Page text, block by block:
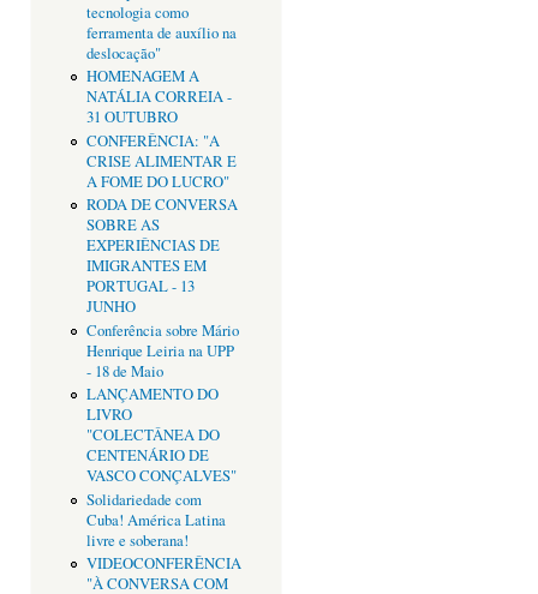
tecnologia como
ferramenta de auxílio na
deslocação"
HOMENAGEM A
NATÁLIA CORREIA -
31 OUTUBRO
CONFERÊNCIA: "A
CRISE ALIMENTAR E
A FOME DO LUCRO"
RODA DE CONVERSA
SOBRE AS
EXPERIÊNCIAS DE
IMIGRANTES EM
PORTUGAL - 13
JUNHO
Conferência sobre Mário
Henrique Leiria na UPP
- 18 de Maio
LANÇAMENTO DO
LIVRO
"COLECTÂNEA DO
CENTENÁRIO DE
VASCO CONÇALVES"
Solidariedade com
Cuba! América Latina
livre e soberana!
VIDEOCONFERÊNCIA
"À CONVERSA COM